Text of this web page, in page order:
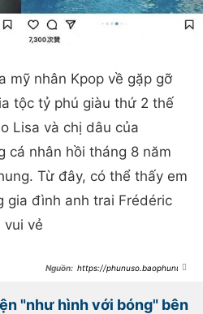
mỹ nhân Kpop về gặp gỡ
tộc tỷ phú giàu thứ 2 thế
Lisa và chị dâu của
cá nhân hồi tháng 8 năm
Từ đây, có thể thấy em
gia đình anh trai Frédéric
vui vẻ
https://phunuso.baophunuth
nha-voi-chi-dau-gia-toc-ty-phu-
193240205094011223.htm
"như hình với bóng" bên